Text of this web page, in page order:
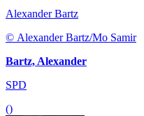
Alexander Bartz
© Alexander Bartz/Mo Samir
Bartz, Alexander
SPD
()